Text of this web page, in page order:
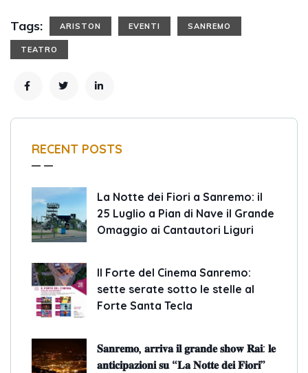
Tags: ARISTON EVENTI SANREMO
TEATRO
RECENT POSTS
La Notte dei Fiori a Sanremo: il
25 Luglio a Pian di Nave il Grande
Omaggio ai Cantautori Liguri
Il Forte del Cinema Sanremo:
sette serate sotto le stelle al
Forte Santa Tecla
𝐒𝐚𝐧𝐫𝐞𝐦𝐨, 𝐚𝐫𝐫𝐢𝐯𝐚 𝐢𝐥 𝐠𝐫𝐚𝐧𝐝𝐞 𝐬𝐡𝐨𝐰 𝐑𝐚𝐢: 𝐥𝐞
𝐚𝐧𝐭𝐢𝐜𝐢𝐩𝐚𝐳𝐢𝐨𝐧𝐢 𝐬𝐮 “𝐋𝐚 𝐍𝐨𝐭𝐭𝐞 𝐝𝐞𝐢 𝐅𝐢𝐨𝐫𝐢”